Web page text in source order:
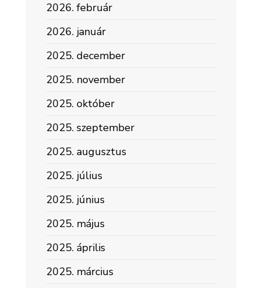
2026. február
2026. január
2025. december
2025. november
2025. október
2025. szeptember
2025. augusztus
2025. július
2025. június
2025. május
2025. április
2025. március